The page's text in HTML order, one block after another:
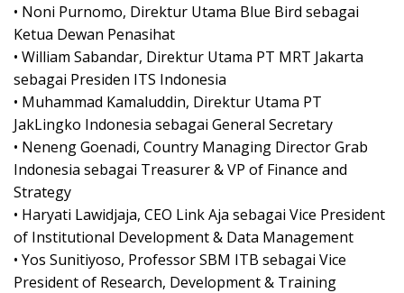
• Noni Purnomo, Direktur Utama Blue Bird sebagai
Ketua Dewan Penasihat
• William Sabandar, Direktur Utama PT MRT Jakarta
sebagai Presiden ITS Indonesia
• Muhammad Kamaluddin, Direktur Utama PT
JakLingko Indonesia sebagai General Secretary
• Neneng Goenadi, Country Managing Director Grab
Indonesia sebagai Treasurer & VP of Finance and
Strategy
• Haryati Lawidjaja, CEO Link Aja sebagai Vice President
of Institutional Development & Data Management
• Yos Sunitiyoso, Professor SBM ITB sebagai Vice
President of Research, Development & Training